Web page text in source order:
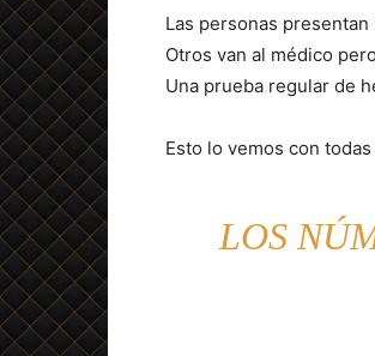
Las personas
Otros van al médico
Una prueba regular de
Esto lo vemos con
LOS